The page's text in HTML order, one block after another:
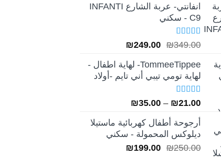
انفانتي- عربة الشارع INFANTI
C9 - سكني
تم التقييم
5.00 من 5
₪349.00
السعر
هو:
₪349.00.
₪249.00
السعر
هو:
₪249.00.
TommeeTippee- لهاية اطفال -
لهاية تومي تيبي أني تايم -أولاد
تم التقييم
5.00من 5
₪21.00
–
₪35.00
من
خلال
أرجوحة أطفال كهربائية ماستيلا
ديلوكس المحمولة - سكني
₪250.00
السعر ₪199.00
السعر